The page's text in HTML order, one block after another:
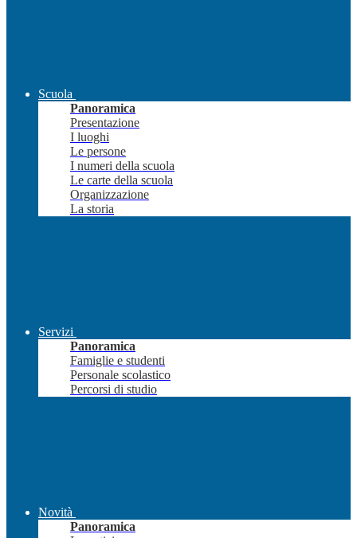
Scuola
Panoramica
Presentazione
I luoghi
Le persone
I numeri della scuola
Le carte della scuola
Organizzazione
La storia
Servizi
Panoramica
Famiglie e studenti
Personale scolastico
Percorsi di studio
Novità
Panoramica